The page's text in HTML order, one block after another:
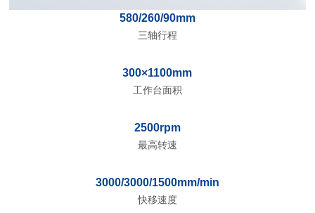
580/260/90mm
三轴行程
300×1100mm
工作台面积
2500rpm
最高转速
3000/3000/1500mm/min
快移速度